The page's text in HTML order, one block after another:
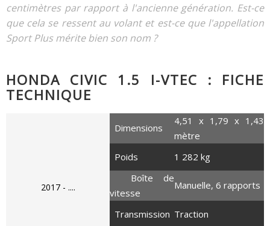
centimètres par rapport à l'ancienne génération. Est-ce
que cela se ressent au volant et est-ce que l'appellation
Sport Plus mérite bien son nom ?
HONDA CIVIC 1.5 I-VTEC : FICHE
TECHNIQUE
2017 - ....
Dimensions
4,51 x 1,79 x 1,43
mètre
Poids
1 282 kg
Boîte de
vitesse
Manuelle, 6 rapports
Transmission Traction